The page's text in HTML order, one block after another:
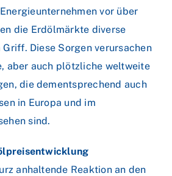
vor über
die Erdölmärkte diverse
Diese Sorgen verursachen
aber auch plötzliche weltweite
die dementsprechend auch
in Europa und im
sind.
anhaltende Reaktion an den